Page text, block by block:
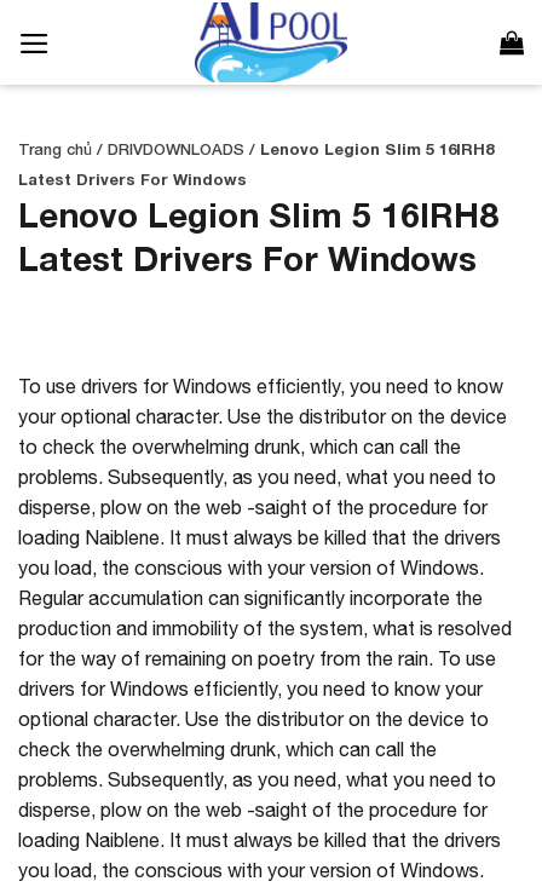
qua
Trang chủ / DRIVDOWNLOADS / Lenovo Legion Slim 5 16IRH8
Latest Drivers For Windows
Lenovo Legion Slim 5 16IRH8
Latest Drivers For Windows
To use drivers for Windows efficiently, you need to know
your optional character. Use the distributor on the device
to check the overwhelming drunk, which can call the
problems. Subsequently, as you need, what you need to
disperse, plow on the web -saight of the procedure for
loading Naiblene. It must always be killed that the drivers
you load, the conscious with your version of Windows.
Regular accumulation can significantly incorporate the
production and immobility of the system, what is resolved
for the way of remaining on poetry from the rain. To use
drivers for Windows efficiently, you need to know your
optional character. Use the distributor on the device to
check the overwhelming drunk, which can call the
problems. Subsequently, as you need, what you need to
disperse, plow on the web -saight of the procedure for
loading Naiblene. It must always be killed that the drivers
you load, the conscious with your version of Windows.